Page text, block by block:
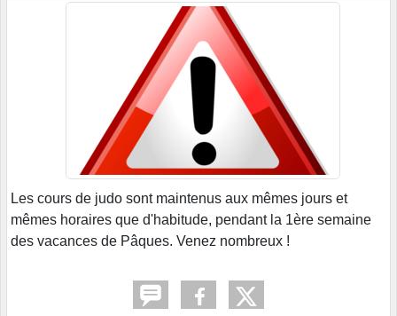
Les cours de judo sont maintenus aux mêmes jours et
mêmes horaires que d'habitude, pendant la 1ère semaine
des vacances de Pâques. Venez nombreux !